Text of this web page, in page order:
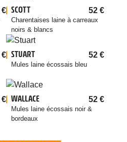
€ SCOTT 52 €
Charentaises laine à carreaux
noirs & blancs
€ STUART 52 €
Mules laine écossais bleu
€ WALLACE 52 €
Mules laine écossais noir &
bordeaux